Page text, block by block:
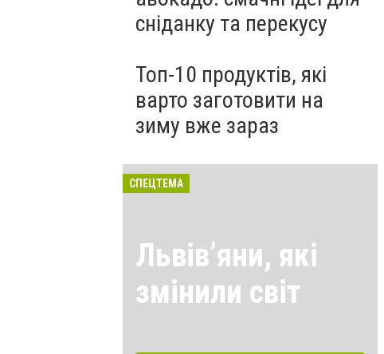
сніданку та перекусу
Топ-10 продуктів, які
варто заготовити на
зиму вже зараз
СПЕЦТЕМА
Львівʼяни, які
змінили світ